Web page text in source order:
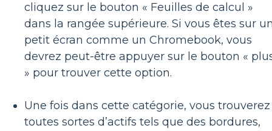
cliquez sur le bouton « Feuilles de calcul »
dans la rangée supérieure. Si vous êtes sur
petit écran comme un Chromebook, vous
devrez peut-être appuyer sur le bouton «
» pour trouver cette option.
Une fois dans cette catégorie, vous trouverez
toutes sortes d’actifs tels que des bordures,